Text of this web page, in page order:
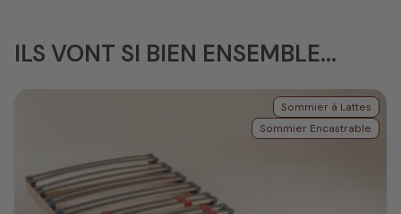
ILS VONT SI BIEN ENSEMBLE...
Sommier à Lattes
Sommier Encastrable